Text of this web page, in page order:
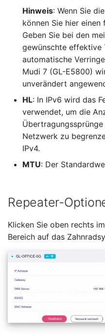
Hinweis: Wenn Sie
können Sie hier
Geben Sie bei den
gewünschte effektive
automatische
Mudi 7 (GL-E5800)
unverändert
HL: In IPv6 wird das
verwendet, um die
Netzwerk zu
IPv4.
MTU: Der
Repeater-
Klicken Sie oben rechts
Bereich auf das